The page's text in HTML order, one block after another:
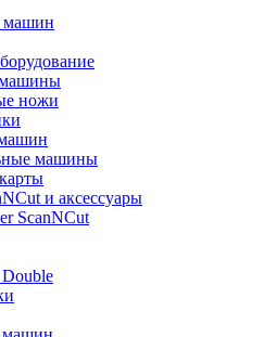
машин
ножи
машины
и аксессуары
ScanNCut